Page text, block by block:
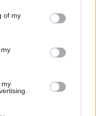
You may click to
its third-party tags to
in below Google
of my
my
és a
lehetőségeit. E
hozzákapcsolódik a
a vizsgálat konkrét
egy belső térben